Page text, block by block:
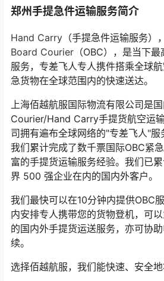
郑州手提急件运输服务简介
Hand Carry （手提急件运输服务）
Board Courier （OBC），是当下
服务，专差飞人专人携件搭乘全球
急货物在全球范围内的快速送达。
上海佰越航服国际物流有限公司是
Courier/Hand Carry手提货航空运
司拥有遍布全球网络的"专差飞人"服
我们累计完成了数千票国际OBC紧
富的手提货运输服务经验。我们已
界 500 强企业在内的国内外客户。
我们最快可以在10分钟内提供OBC
内安排专人携带您的货物登机，可
的国内外手提货运送服务，亦可协
续。
选择佰越航服，我们能快速、安全地